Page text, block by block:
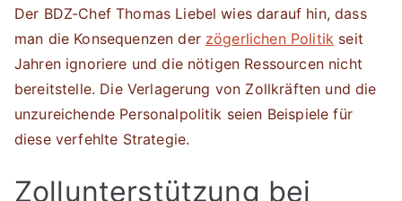
Der BDZ-Chef Thomas Liebel wies darauf hin, dass
man die Konsequenzen der zögerlichen Politik seit
Jahren ignoriere und die nötigen Ressourcen nicht
bereitstelle. Die Verlagerung von Zollkräften und die
unzureichende Personalpolitik seien Beispiele für
diese verfehlte Strategie.
Zollunterstützung bei